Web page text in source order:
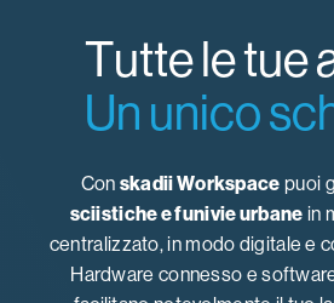
Tutte le tue
Un unico
Con skadii Workspace puoi
sciistiche e funivie urbane in
centralizzato, in modo digitale e
Hardware connesso e